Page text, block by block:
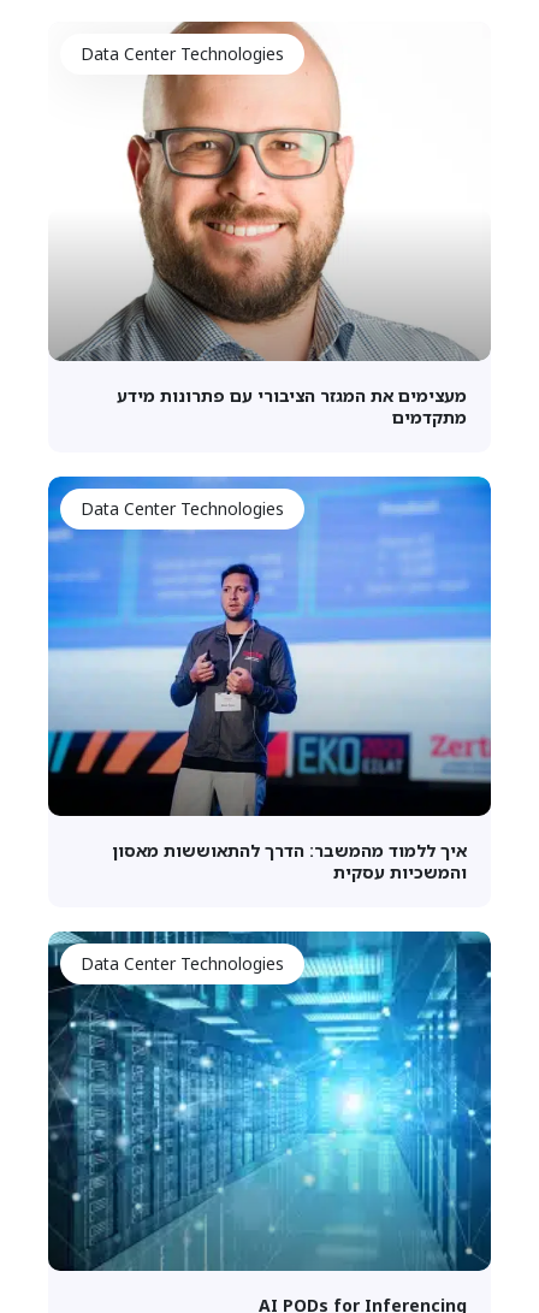
Data Center Technologies
מעצימים את המגזר הציבורי עם פתרונות מידע
מתקדמים
Data Center Technologies
איך ללמוד מהמשבר: הדרך להתאוששות מאסון
והמשכיות עסקית
Data Center Technologies
AI PODs for Inferencing